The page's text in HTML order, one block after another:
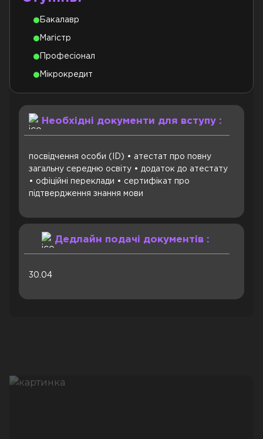
Бакалавр
Магістр
Професіонал
Mікрокредит
Необхідні документи для вступу :
посвідчення особи (ID) • атестат про повну
загальну середню освіту • додаток до атестату
• офіційні переклади • сертифікат про
підтвердження знання мови
Дедлайн подачі документів :
30.04